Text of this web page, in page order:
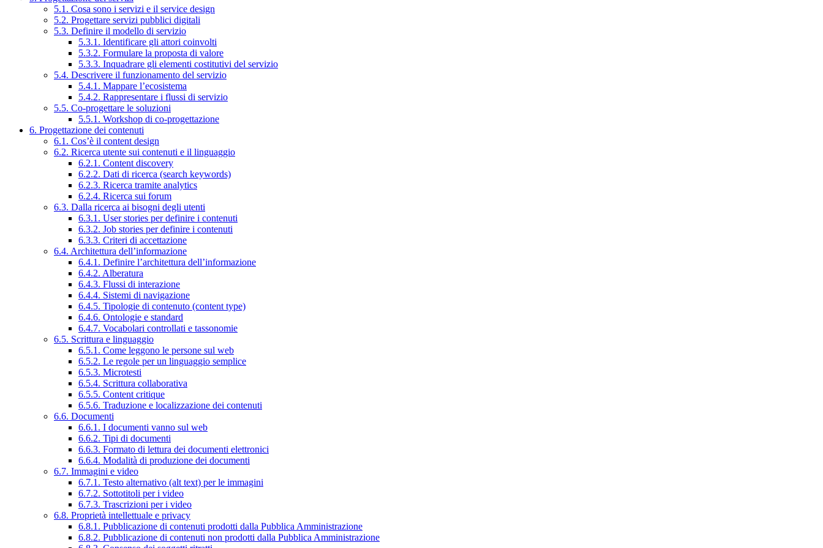
5.1. Cosa sono i servizi e il service design
5.2. Progettare servizi pubblici digitali
5.3. Definire il modello di servizio
5.3.1. Identificare gli attori coinvolti
5.3.2. Formulare la proposta di valore
5.3.3. Inquadrare gli elementi costitutivi del servizio
5.4. Descrivere il funzionamento del servizio
5.4.1. Mappare l’ecosistema
5.4.2. Rappresentare i flussi di servizio
5.5. Co-progettare le soluzioni
5.5.1. Workshop di co-progettazione
6. Progettazione dei contenuti
6.1. Cos’è il content design
6.2. Ricerca utente sui contenuti e il linguaggio
6.2.1. Content discovery
6.2.2. Dati di ricerca (search keywords)
6.2.3. Ricerca tramite analytics
6.2.4. Ricerca sui forum
6.3. Dalla ricerca ai bisogni degli utenti
6.3.1. User stories per definire i contenuti
6.3.2. Job stories per definire i contenuti
6.3.3. Criteri di accettazione
6.4. Architettura dell’informazione
6.4.1. Definire l’architettura dell’informazione
6.4.2. Alberatura
6.4.3. Flussi di interazione
6.4.4. Sistemi di navigazione
6.4.5. Tipologie di contenuto (content type)
6.4.6. Ontologie e standard
6.4.7. Vocabolari controllati e tassonomie
6.5. Scrittura e linguaggio
6.5.1. Come leggono le persone sul web
6.5.2. Le regole per un linguaggio semplice
6.5.3. Microtesti
6.5.4. Scrittura collaborativa
6.5.5. Content critique
6.5.6. Traduzione e localizzazione dei contenuti
6.6. Documenti
6.6.1. I documenti vanno sul web
6.6.2. Tipi di documenti
6.6.3. Formato di lettura dei documenti elettronici
6.6.4. Modalità di produzione dei documenti
6.7. Immagini e video
6.7.1. Testo alternativo (alt text) per le immagini
6.7.2. Sottotitoli per i video
6.7.3. Trascrizioni per i video
6.8. Proprietà intellettuale e privacy
6.8.1. Pubblicazione di contenuti prodotti dalla Pubblica Amministrazione
6.8.2. Pubblicazione di contenuti non prodotti dalla Pubblica Amministrazione